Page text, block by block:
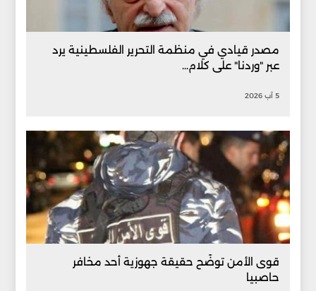
مصدر قيادي في منظمة التحرير الفلسطينية يرد
عبر "وردنا" على كلام...
5 آب 2026
قوى الأمن توضّح حقيقة جهوزية أحد مخافر
حاصبيا